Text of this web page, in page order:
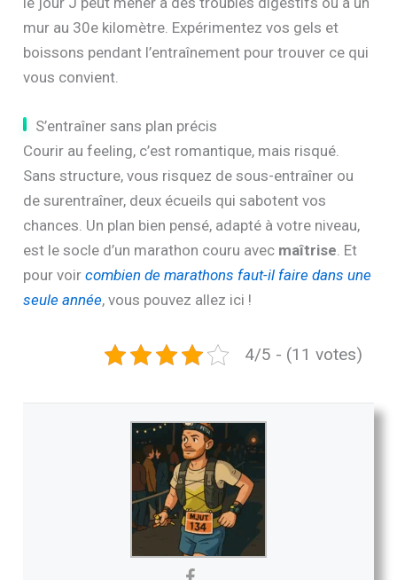
mur au 30e kilomètre. Expérimentez vos gels et
boissons pendant l’entraînement pour trouver ce qui
vous convient.
S’entraîner sans plan précis
Courir au feeling, c’est romantique, mais risqué.
Sans structure, vous risquez de sous-entraîner ou
de surentraîner, deux écueils qui sabotent vos
chances. Un plan bien pensé, adapté à votre niveau,
est le socle d’un marathon couru avec maîtrise . Et
pour voircombien de marathons faut-il faire dans une
seule année, vous pouvez allez ici !
4/5 - (11 votes)